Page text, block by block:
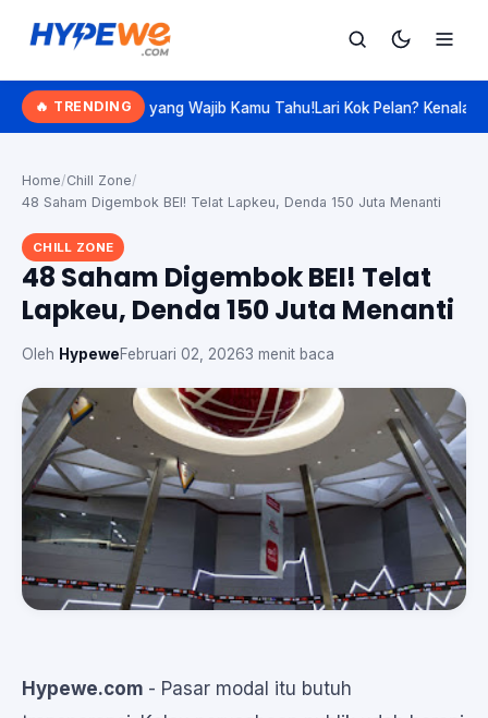
Hypewe.com - Curated Hype. Real Talk.
Cari artikel
🔥 TRENDING
yang Wajib Kamu Tahu!Lari Kok Pelan? Kenalan Sama 'Slow
Home/Chill Zone/
48 Saham Digembok BEI! Telat Lapkeu, Denda 150 Juta Menanti
CHILL ZONE
48 Saham Digembok BEI! Telat
Lapkeu, Denda 150 Juta Menanti
Oleh HypeweFebruari 02, 20263 menit baca
Hypewe.com - Pasar modal itu butuh